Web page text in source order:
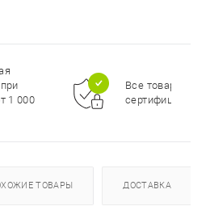
1 000
Все товары
ТОВАРЫ ДОСТАВКА